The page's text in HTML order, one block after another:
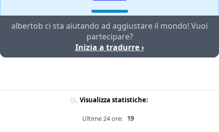
albertob ci sta aiutando ad aggiustare il mondo! Vuoi
partecipare?
Inizia a tradurre ›
Visualizza statistiche:
Ultime 24 ore: 19